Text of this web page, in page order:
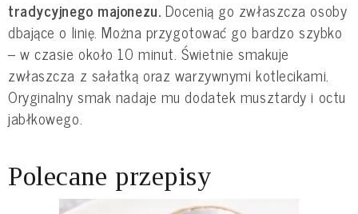
tradycyjnego majonezu. Docenią go zwłaszcza osoby
dbające o linię. Można przygotować go bardzo szybko
– w czasie około 10 minut. Świetnie smakuje
zwłaszcza z sałatką oraz warzywnymi kotlecikami.
Oryginalny smak nadaje mu dodatek musztardy i octu
jabłkowego.
Polecane przepisy